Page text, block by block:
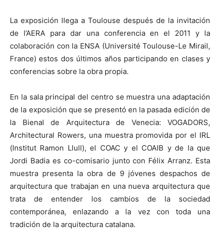
La exposición llega a Toulouse después de la invitación
de l’AERA para dar una conferencia en el 2011 y la
colaboración con la ENSA (Université Toulouse-Le Mirail,
France) estos dos últimos años participando en clases y
conferencias sobre la obra propia.
En la sala principal del centro se muestra una adaptación
de la exposición que se presentó en la pasada edición de
la Bienal de Arquitectura de Venecia: VOGADORS,
Architectural Rowers, una muestra promovida por el IRL
(Institut Ramon Llull), el COAC y el COAIB y de la que
Jordi Badia es co-comisario junto con Félix Arranz. Esta
muestra presenta la obra de 9 jóvenes despachos de
arquitectura que trabajan en una nueva arquitectura que
trata de entender los cambios de la sociedad
contemporánea, enlazando a la vez con toda una
tradición de la arquitectura catalana.